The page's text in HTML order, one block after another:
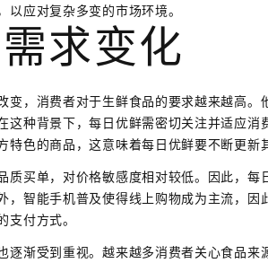
应对复杂多变的市场环境。
求变化
变，消费者对于生鲜食品的要求越来越高
这种背景下，每日优鲜需密切关注并适应消
色的商品，这意味着每日优鲜要不断更新
买单，对价格敏感度相对较低。因此，每
，智能手机普及使得线上购物成为主流，
付方式。
逐渐受到重视。越来越多消费者关心食品